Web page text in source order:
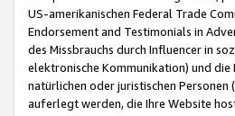
US-amerikanischen Federal Trade
Endorsement and Testimonials in
des Missbrauchs durch Influencer in
elektronische Kommunikation) und
natürlichen oder juristischen
auferlegt werden, die Ihre Website